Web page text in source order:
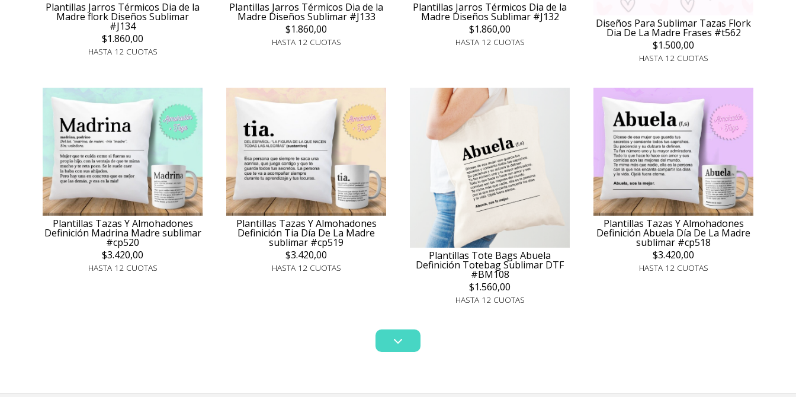
Plantillas Jarros Térmicos Dia de la
Madre flork Diseños Sublimar
#J134
$1.860,00
HASTA 12 CUOTAS
Plantillas Jarros Térmicos Dia de la
Madre Diseños Sublimar #J133
$1.860,00
HASTA 12 CUOTAS
Plantillas Jarros Térmicos Dia de la
Madre Diseños Sublimar #J132
$1.860,00
HASTA 12 CUOTAS
Diseños Para Sublimar Tazas Flork
Dia De La Madre Frases #t562
$1.500,00
HASTA 12 CUOTAS
Plantillas Tazas Y Almohadones
Definición Madrina Madre sublimar
#cp520
$3.420,00
HASTA 12 CUOTAS
Plantillas Tazas Y Almohadones
Definición Tia Día De La Madre
sublimar #cp519
$3.420,00
HASTA 12 CUOTAS
Plantillas Tote Bags Abuela
Definición Totebag Sublimar DTF
#BM108
$1.560,00
HASTA 12 CUOTAS
Plantillas Tazas Y Almohadones
Definición Abuela Día De La Madre
sublimar #cp518
$3.420,00
HASTA 12 CUOTAS